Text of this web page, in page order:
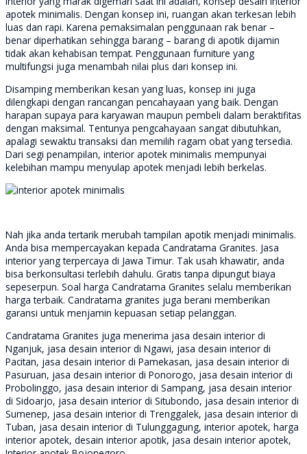
apotek minimalis. Dengan konsep ini, ruangan akan terkesan lebih
luas dan rapi. Karena pemaksimalan penggunaan rak benar –
benar diperhatikan sehingga barang – barang di apotik dijamin
tidak akan kehabisan tempat. Penggunaan furniture yang
multifungsi juga menambah nilai plus dari konsep ini.
Disamping memberikan kesan yang luas, konsep ini juga
dilengkapi dengan rancangan pencahayaan yang baik. Dengan
harapan supaya para karyawan maupun pembeli dalam beraktifitas
dengan maksimal. Tentunya pengcahayaan sangat dibutuhkan,
apalagi sewaktu transaksi dan memilih ragam obat yang tersedia.
Dari segi penampilan, interior apotek minimalis mempunyai
kelebihan mampu menyulap apotek menjadi lebih berkelas.
Nah jika anda tertarik merubah tampilan apotik menjadi minimalis.
Anda bisa mempercayakan kepada Candratama Granites. Jasa
interior yang terpercaya di Jawa Timur. Tak usah khawatir, anda
bisa berkonsultasi terlebih dahulu. Gratis tanpa dipungut biaya
sepeserpun. Soal harga Candratama Granites selalu memberikan
harga terbaik. Candratama granites juga berani memberikan
garansi untuk menjamin kepuasan setiap pelanggan.
Candratama Granites juga menerima jasa desain interior di
Nganjuk, jasa desain interior di Ngawi, jasa desain interior di
Pacitan, jasa desain interior di Pamekasan, jasa desain interior di
Pasuruan, jasa desain interior di Ponorogo, jasa desain interior di
Probolinggo, jasa desain interior di Sampang, jasa desain interior
di Sidoarjo, jasa desain interior di Situbondo, jasa desain interior di
Sumenep, jasa desain interior di Trenggalek, jasa desain interior di
Tuban, jasa desain interior di Tulunggagung, interior apotek, harga
interior apotek, desain interior apotik, jasa desain interior apotek,